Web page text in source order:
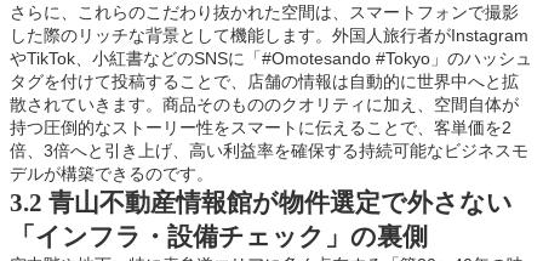
さらに、これらのこだわり抜かれた空間は、スマートフォンで撮影
した際のリッチな背景として機能します。外国人旅行者がInstagram
やTikTok、小紅書などのSNSに「#Omotesando #Tokyo」のハッシュ
タグを付けて投稿することで、店舗の情報は自動的に世界中へと拡
散されていきます。商品そのもののクオリティに加え、空間自体が
持つ圧倒的なストーリー性をスマートに伝えることで、客単価を2
倍、3倍へと引き上げ、高い利益率を確保する持続可能なビジネスモ
デルが構築できるのです。
3.2 青山不動産情報館が物件選定で外さない
「インフラ・設備チェック」の裏側